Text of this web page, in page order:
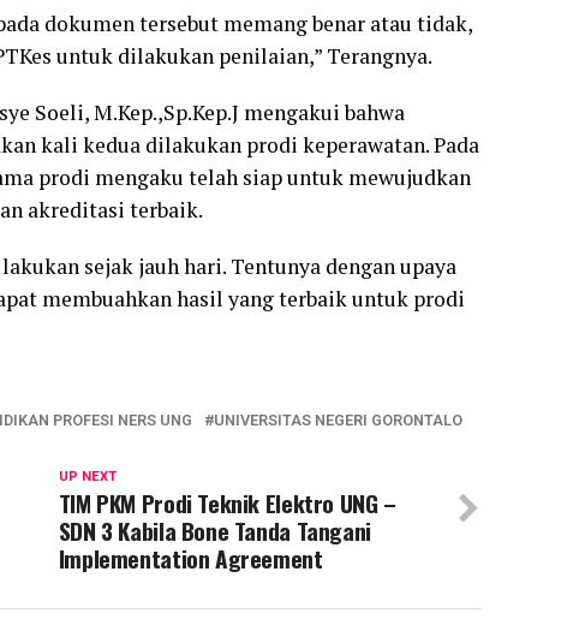
dokumen tersebut memang benar atau tidak,
untuk dilakukan penilaian,” Terangnya.
Soeli, M.Kep.,Sp.Kep.J mengakui bahwa
kali kedua dilakukan prodi keperawatan. Pada
prodi mengaku telah siap untuk mewujudkan
akreditasi terbaik.
sejak jauh hari. Tentunya dengan upaya
membuahkan hasil yang terbaik untuk prodi
PROFESI NERS UNG UNIVERSITAS NEGERI GORONTALO
UP NEXT
TIM PKM Prodi Teknik Elektro UNG –
SDN 3 Kabila Bone Tanda Tangani
Implementation Agreement